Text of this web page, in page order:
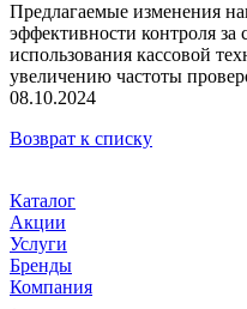
Предлагаемые изменения
эффективности контроля
использования кассовой
увеличению частоты
08.10.2024
Возврат к списку
Каталог
Акции
Услуги
Бренды
Компания